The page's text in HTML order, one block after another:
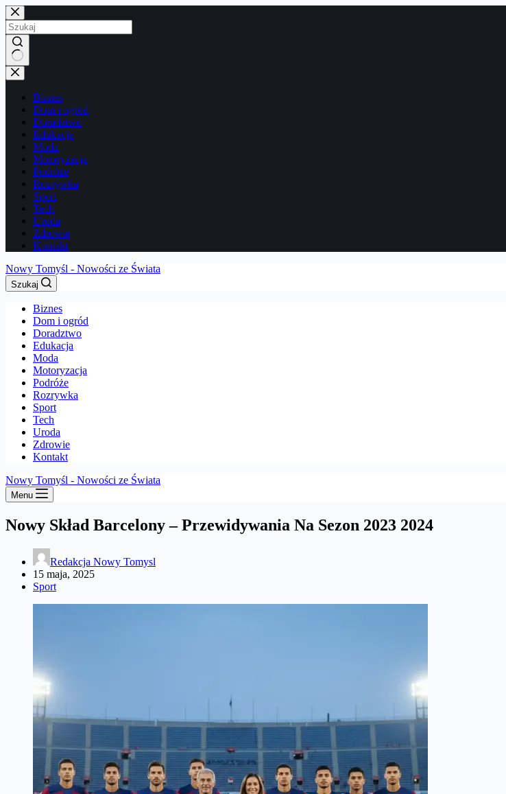
Przejdź
do
treści
Brak
wyników
Biznes
Dom i ogród
Doradztwo
Edukacja
Moda
Motoryzacja
Podróże
Rozrywka
Sport
Tech
Uroda
Zdrowie
Kontakt
Nowy Tomyśl - Nowości ze Świata
Szukaj
Biznes
Dom i ogród
Doradztwo
Edukacja
Moda
Motoryzacja
Podróże
Rozrywka
Sport
Tech
Uroda
Zdrowie
Kontakt
Nowy Tomyśl - Nowości ze Świata
Menu
Nowy Skład Barcelony – Przewidywania Na Sezon 2023 2024
Redakcja Nowy Tomysl
15 maja, 2025
Sport